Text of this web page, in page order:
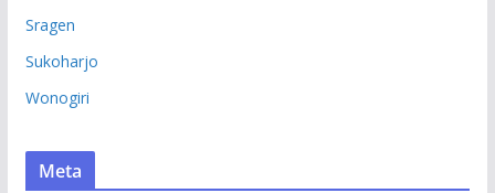
Sragen
Sukoharjo
Wonogiri
Meta